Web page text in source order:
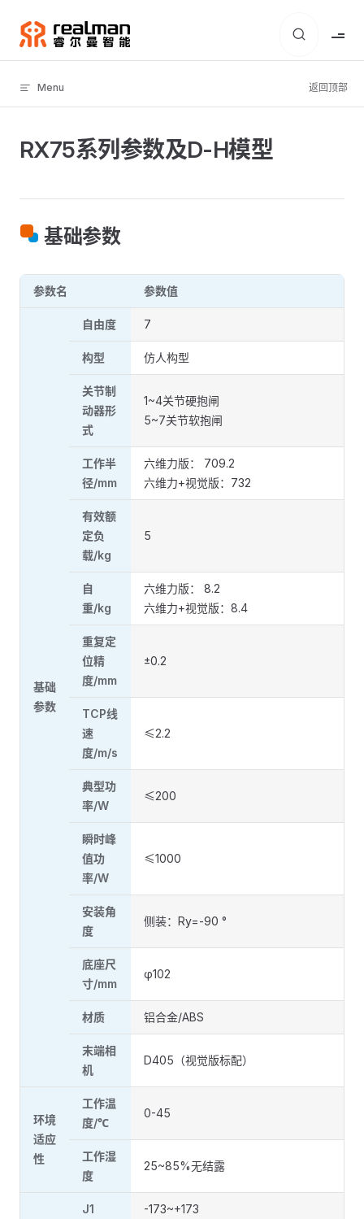
Skip to content
Menu 返回顶部
RX75系列参数及D-H模型
基础参数
参数名 参数值
基础
参数
自由度 7
构型 仿人构型
关节制
动器形
式
1~4关节硬抱闸
5~7关节软抱闸
工作半
径/mm
六维力版： 709.2
六维力+视觉版：732
有效额
定负
载/kg
5
自
重/kg
六维力版： 8.2
六维力+视觉版：8.4
重复定
位精
度/mm
±0.2
TCP线
速
度/m/s
≤2.2
典型功
率/W
≤200
瞬时峰
值功
率/W
≤1000
安装角
度
侧装：Ry=-90 °
底座尺
寸/mm
φ102
材质 铝合金/ABS
末端相
机
D405（视觉版标配）
环境
适应
性
工作温
度/℃
0-45
工作湿
度
25~85%无结露
J1 -173~+173